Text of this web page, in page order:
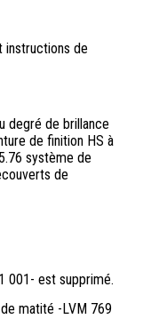
instructions de
degré de brillance
de finition HS à
système de
de
001- est supprimé.
matité -LVM 769